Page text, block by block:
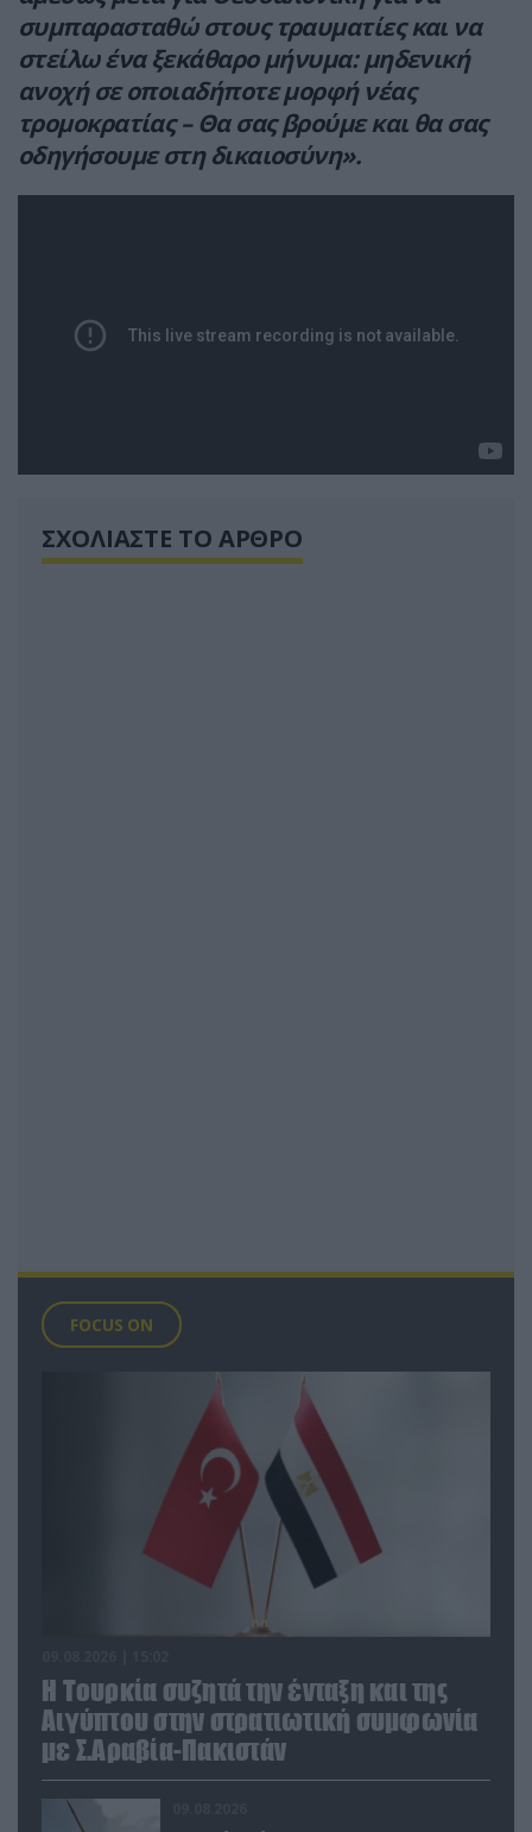
συμπαρασταθώ στους τραυματίες και να
στείλω ένα ξεκάθαρο μήνυμα: μηδενική
ανοχή σε οποιαδήποτε μορφή νέας
τρομοκρατίας – Θα σας βρούμε και θα σας
οδηγήσουμε στη δικαιοσύνη».
ΣΧΟΛΙΑΣΤΕ ΤΟ ΑΡΘΡΟ
FOCUS ON
Η Τουρκία συζητά την ένταξη και της
Αιγύπτου στην στρατιωτική συμφωνία
με Σ.Αραβία-Πακιστάν